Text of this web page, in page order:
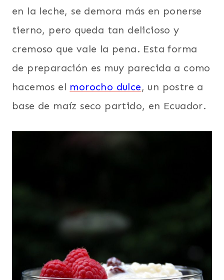
en la leche, se demora más en ponerse
tierno, pero queda tan delicioso y
cremoso que vale la pena. Esta forma
de preparación es muy parecida a como
hacemos el morocho dulce, un postre a
base de maíz seco partido, en Ecuador.